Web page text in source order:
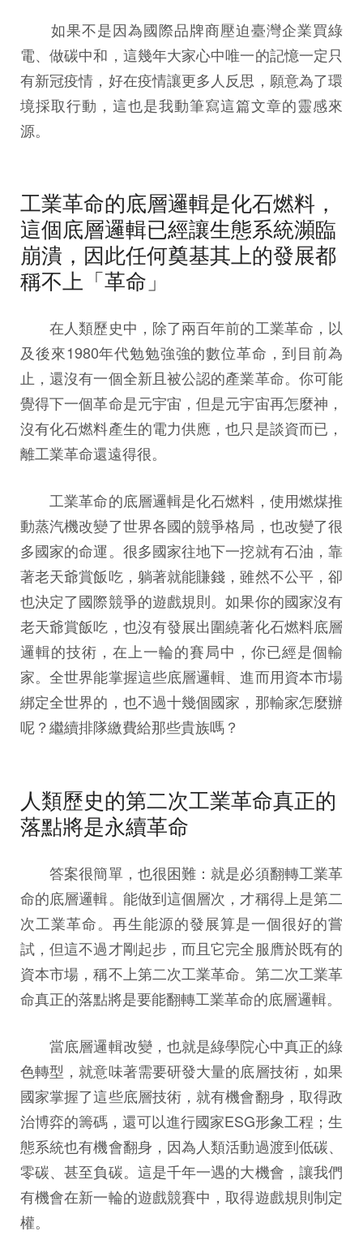
如果不是因為國際品牌商壓迫臺灣企業買綠
電、做碳中和，這幾年大家心中唯一的記憶一定只
有新冠疫情，好在疫情讓更多人反思，願意為了環
境採取行動，這也是我動筆寫這篇文章的靈感來
源。
工業革命的底層邏輯是化石燃料，
這個底層邏輯已經讓生態系統瀕臨
崩潰，因此任何奠基其上的發展都
稱不上「革命」
在人類歷史中，除了兩百年前的工業革命，以
及後來1980年代勉勉強強的數位革命，到目前為
止，還沒有一個全新且被公認的產業革命。你可能
覺得下一個革命是元宇宙，但是元宇宙再怎麼神，
沒有化石燃料產生的電力供應，也只是談資而已，
離工業革命還遠得很。
工業革命的底層邏輯是化石燃料，使用燃煤推
動蒸汽機改變了世界各國的競爭格局，也改變了很
多國家的命運。很多國家往地下一挖就有石油，靠
著老天爺賞飯吃，躺著就能賺錢，雖然不公平，卻
也決定了國際競爭的遊戲規則。如果你的國家沒有
老天爺賞飯吃，也沒有發展出圍繞著化石燃料底層
邏輯的技術，在上一輪的賽局中，你已經是個輸
家。全世界能掌握這些底層邏輯、進而用資本市場
綁定全世界的，也不過十幾個國家，那輸家怎麼辦
呢？繼續排隊繳費給那些貴族嗎？
人類歷史的第二次工業革命真正的
落點將是永續革命
答案很簡單，也很困難：就是必須翻轉工業革
命的底層邏輯。能做到這個層次，才稱得上是第二
次工業革命。再生能源的發展算是一個很好的嘗
試，但這不過才剛起步，而且它完全服膺於既有的
資本市場，稱不上第二次工業革命。第二次工業革
命真正的落點將是要能翻轉工業革命的底層邏輯。
當底層邏輯改變，也就是綠學院心中真正的綠
色轉型，就意味著需要研發大量的底層技術，如果
國家掌握了這些底層技術，就有機會翻身，取得政
治博弈的籌碼，還可以進行國家ESG形象工程；生
態系統也有機會翻身，因為人類活動過渡到低碳、
零碳、甚至負碳。這是千年一遇的大機會，讓我們
有機會在新一輪的遊戲競賽中，取得遊戲規則制定
權。